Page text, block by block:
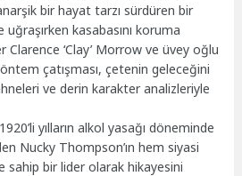
bir hayat tarzı sürdüren bir
uğraşırken kasabasını koruma
Clarence ‘Clay’ Morrow ve üvey oğlu
çatışması, çetenin geleceğini
ve derin karakter analizleriyle
1920’li yılların alkol yasağı döneminde
Nucky Thompson’ın hem siyasi
sahip bir lider olarak hikayesini